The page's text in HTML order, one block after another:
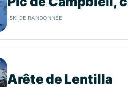
SKI DE RANDONNÉE
Arête de Lentilla